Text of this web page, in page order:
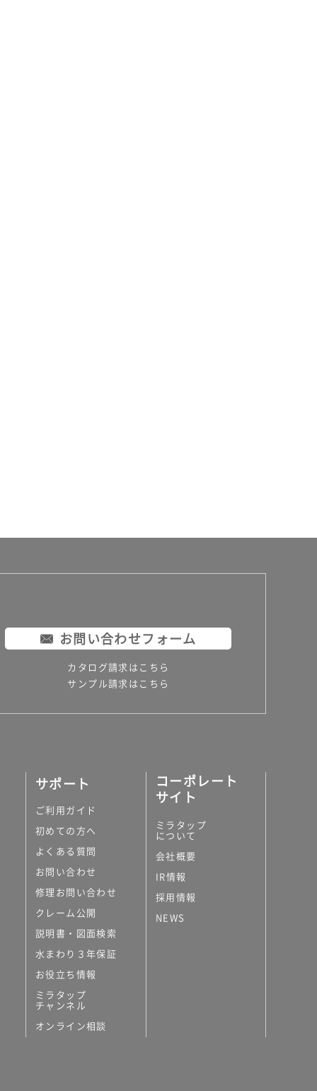
お問い合わせフォーム
カタログ請求はこちら
サンプル請求はこちら
サポート
ご利用ガイド
初めての方へ
よくある質問
お問い合わせ
修理お問い合わせ
クレーム公開
説明書・図面検索
水まわり３年保証
お役立ち情報
ミラタップ
チャンネル
オンライン相談
コーポレート
サイト
ミラタップ
について
会社概要
IR情報
採用情報
NEWS